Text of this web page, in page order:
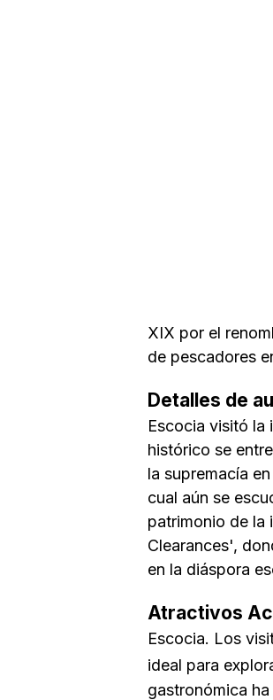
XIX por el
de pescadores
Detalles de
Escocia visitó la
histórico se
la supremacía
cual aún se
patrimonio de la
Clearances',
en la diáspora
Atractivos
Escocia. Los
ideal para
gastronómica